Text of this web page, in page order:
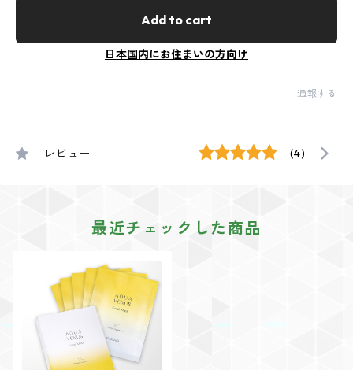
Add to cart
日本国内にお住まいの方向け
通報する
レビュー (4)
最近チェックした商品